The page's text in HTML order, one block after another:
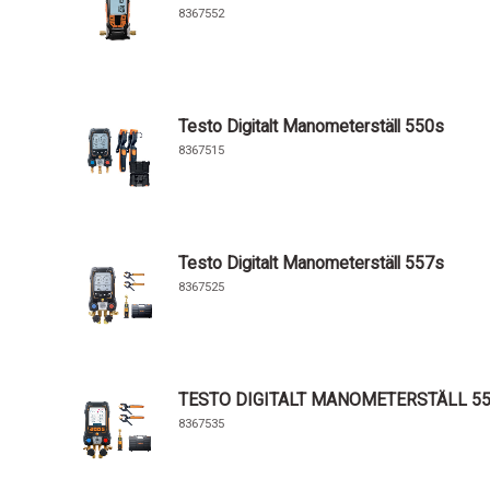
8367552
Testo Digitalt Manometerställ 550s
8367515
Testo Digitalt Manometerställ 557s
8367525
TESTO DIGITALT MANOMETERSTÄLL
8367535